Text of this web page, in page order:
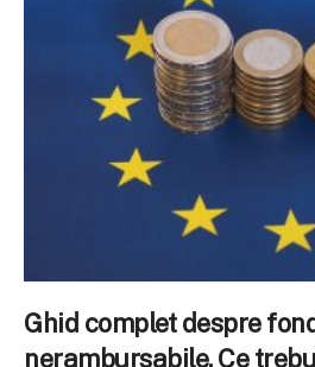
Ghid complet despre
nerambursabile. Ce